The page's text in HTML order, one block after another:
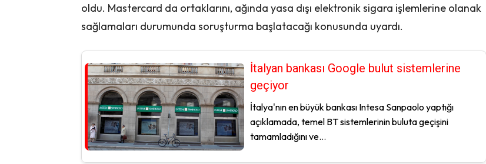
oldu. Mastercard da ortaklarını, ağında yasa dışı elektronik sigara işlemlerine olanak
sağlamaları durumunda soruşturma başlatacağı konusunda uyardı.
İtalyan bankası Google bulut sistemlerine
geçiyor
İtalya'nın en büyük bankası Intesa Sanpaolo yaptığı
açıklamada, temel BT sistemlerinin buluta geçişini
tamamladığını ve...